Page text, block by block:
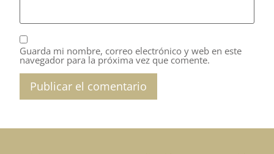
Guarda mi nombre, correo electrónico y web en este
navegador para la próxima vez que comente.